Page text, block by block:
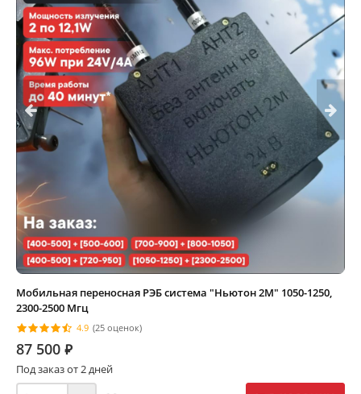
Мобильная переносная РЭБ система "Ньютон 2М" 1050-1250,
2300-2500 Мгц
4.9 (25 оценок)
87 500 ⃏
Под заказ от 2 дней